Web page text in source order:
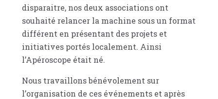
disparaitre, nos deux associations ont
souhaité relancer la machine sous un format
différent en présentant des projets et
initiatives portés localement. Ainsi
l’Apéroscope était né.
Nous travaillons bénévolement sur
l’organisation de ces événements et après